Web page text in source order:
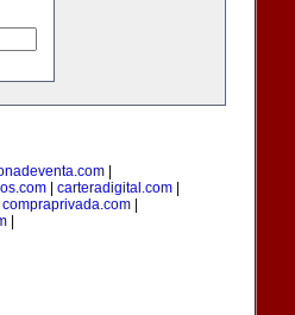
| carteradigital.com|
compraprivada.com|
|